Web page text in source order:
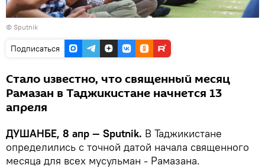
© Sputnik
Подписаться
Стало известно, что священный месяц
Рамазан в Таджикистане начнется 13
апреля
ДУШАНБЕ, 8 апр — Sputnik. В Таджикистане
определились с точной датой начала священного
месяца для всех мусульман - Рамазана.